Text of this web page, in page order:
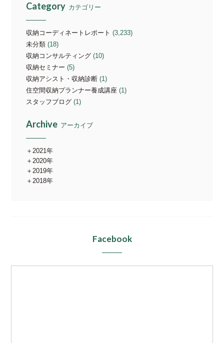
Category カテゴリー
収納コーディネートレポート (3,233)
未分類 (18)
収納コンサルティング (10)
収納セミナー (5)
収納アシスト・収納診断 (1)
住空間収納プランナー養成講座 (1)
スタッフブログ (1)
Archive アーカイブ
2021年
2020年
2019年
2018年
Facebook